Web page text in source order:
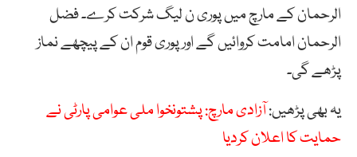
الرحمان کے مارچ میں پوری ن لیگ شرکت کرے۔ فضل
الرحمان امامت کروائیں گے اور پوری قوم ان کے پیچھے نماز
پڑھے گی۔
یہ بھی پڑھیں:آزادی مارچ: پشتونخوا ملی عوامی پارٹی نے
حمایت کا اعلان کردیا